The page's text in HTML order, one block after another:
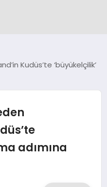
Kudüs’te ‘büyükelçilik’
adımına